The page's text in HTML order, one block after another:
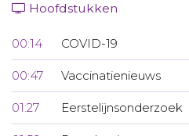
Hoofdstukken
00:14 COVID-19
00:47 Vaccinatienieuws
01:27 Eerstelijnsonderzoek